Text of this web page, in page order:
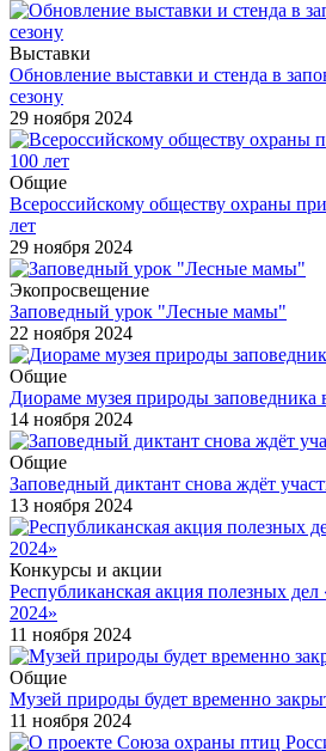
Выставки
Обновление выставки и стенда в
сезону
29 ноября 2024
Общие
Всероссийскому обществу охраны
лет
29 ноября 2024
Экопросвещение
Заповедный урок "Лесные мамы"
22 ноября 2024
Общие
Диораме музея природы заповедника
14 ноября 2024
Общие
Заповедный диктант снова ждёт
13 ноября 2024
Конкурсы и акции
Республиканская акция полезных
2024»
11 ноября 2024
Общие
Музей природы будет временно
11 ноября 2024